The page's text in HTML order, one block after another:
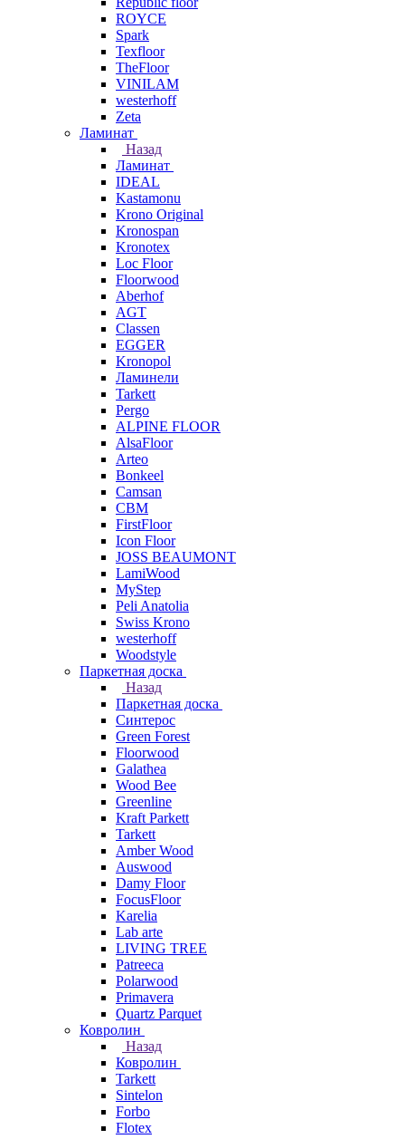
ROYCE
Spark
Texfloor
TheFloor
VINILAM
westerhoff
Zeta
Ламинат
Назад
Ламинат
IDEAL
Kastamonu
Krono Original
Kronospan
Kronotex
Loc Floor
Floorwood
Aberhof
AGT
Classen
EGGER
Kronopol
Ламинели
Tarkett
Pergo
ALPINE FLOOR
AlsaFloor
Arteo
Bonkeel
Camsan
CBM
FirstFloor
Icon Floor
JOSS BEAUMONT
LamiWood
MyStep
Peli Anatolia
Swiss Krono
westerhoff
Woodstyle
Паркетная доска
Назад
Паркетная доска
Синтерос
Green Forest
Floorwood
Galathea
Wood Bee
Greenline
Kraft Parkett
Tarkett
Amber Wood
Auswood
Damy Floor
FocusFloor
Karelia
Lab arte
LIVING TREE
Patreeca
Polarwood
Primavera
Quartz Parquet
Ковролин
Назад
Ковролин
Tarkett
Sintelon
Forbo
Flotex